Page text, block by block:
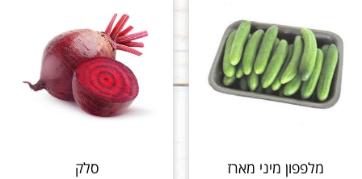
מלפפון מיני מארז
סלק